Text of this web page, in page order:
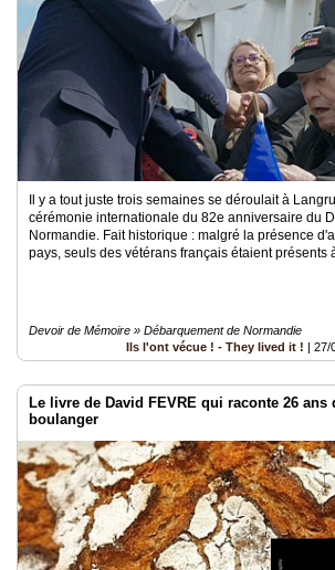
Médias
du
groupe
Prémium
annuaire
pro
Accès
éditeur
Il y a tout juste trois semaines se déroulait à
cérémonie internationale du 82e anniversaire du
Normandie. Fait historique : malgré la présence
pays, seuls des vétérans français étaient présents
Devoir de Mémoire » Débarquement de Normandie
Ils l'ont vécue ! - They lived it ! | 27/
Le livre de David FEVRE qui raconte 26
boulanger